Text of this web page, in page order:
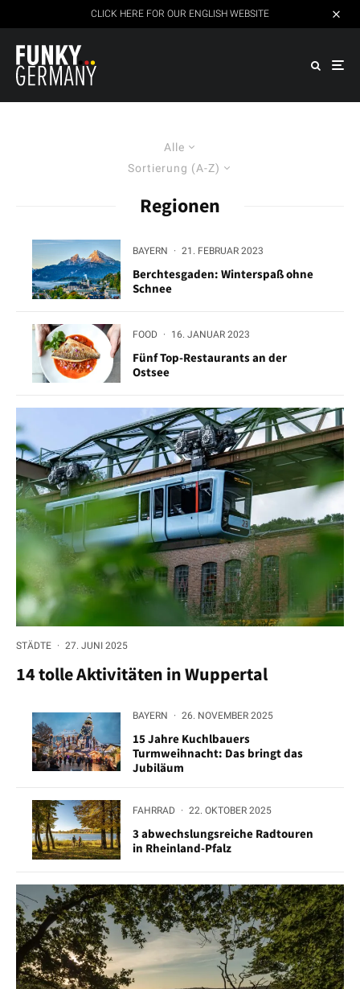
CLICK HERE FOR OUR ENGLISH WEBSITE
Alle
Sortierung (A-Z)
Regionen
BAYERN · 21. FEBRUAR 2023
Berchtesgaden: Winterspaß ohne
Schnee
FOOD · 16. JANUAR 2023
Fünf Top-Restaurants an der
Ostsee
STÄDTE · 27. JUNI 2025
14 tolle Aktivitäten in Wuppertal
BAYERN · 26. NOVEMBER 2025
15 Jahre Kuchlbauers
Turmweihnacht: Das bringt das
Jubiläum
FAHRRAD · 22. OKTOBER 2025
3 abwechslungsreiche Radtouren
in Rheinland-Pfalz